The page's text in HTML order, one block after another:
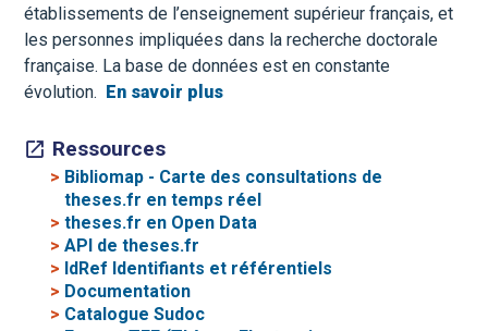
établissements de l’enseignement supérieur français, et
les personnes impliquées dans la recherche doctorale
française. La base de données est en constante
évolution.
En savoir plus
Ressources
> Bibliomap - Carte des consultations de
theses.fr en temps réel
>theses.fr en Open Data
>API de theses.fr
> IdRef Identifiants et référentiels
> Documentation
> Catalogue Sudoc